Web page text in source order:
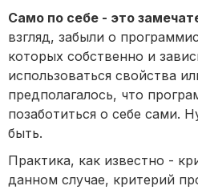
Само по себе - это
взгляд, забыли о
которых собственно и
использоваться свойства
предполагалось, что
позаботиться о себе сами.
быть.
Практика, как известно -
данном случае, критерий